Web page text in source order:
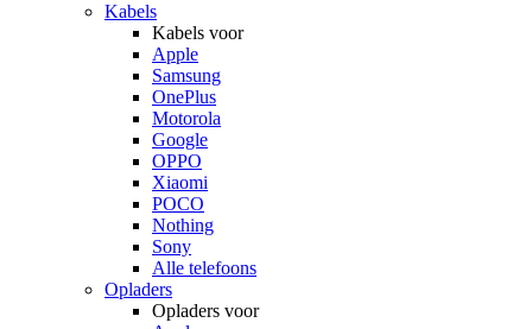
Kabels
Kabels voor
Apple
Samsung
OnePlus
Motorola
Google
OPPO
Xiaomi
POCO
Nothing
Sony
Alle telefoons
Opladers
Opladers voor